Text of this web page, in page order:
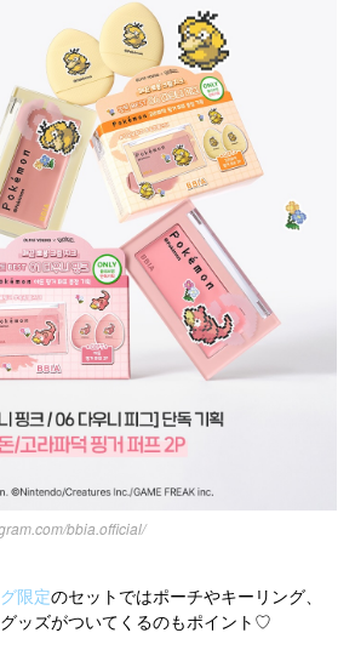
bbia.official/
限定のセットではポーチやキーリング、
ッズがついてくるのもポイント♡